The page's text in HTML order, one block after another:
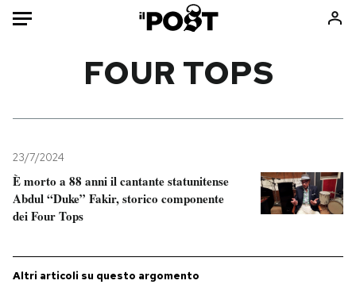
Mondo
Politica
Tecnologia
Internet
Cultura
Consumismi
Storie/Idee
FOUR TOPS
23/7/2024
È morto a 88 anni il cantante statunitense
Abdul “Duke” Fakir, storico componente
dei Four Tops
Altri articoli su questo argomento